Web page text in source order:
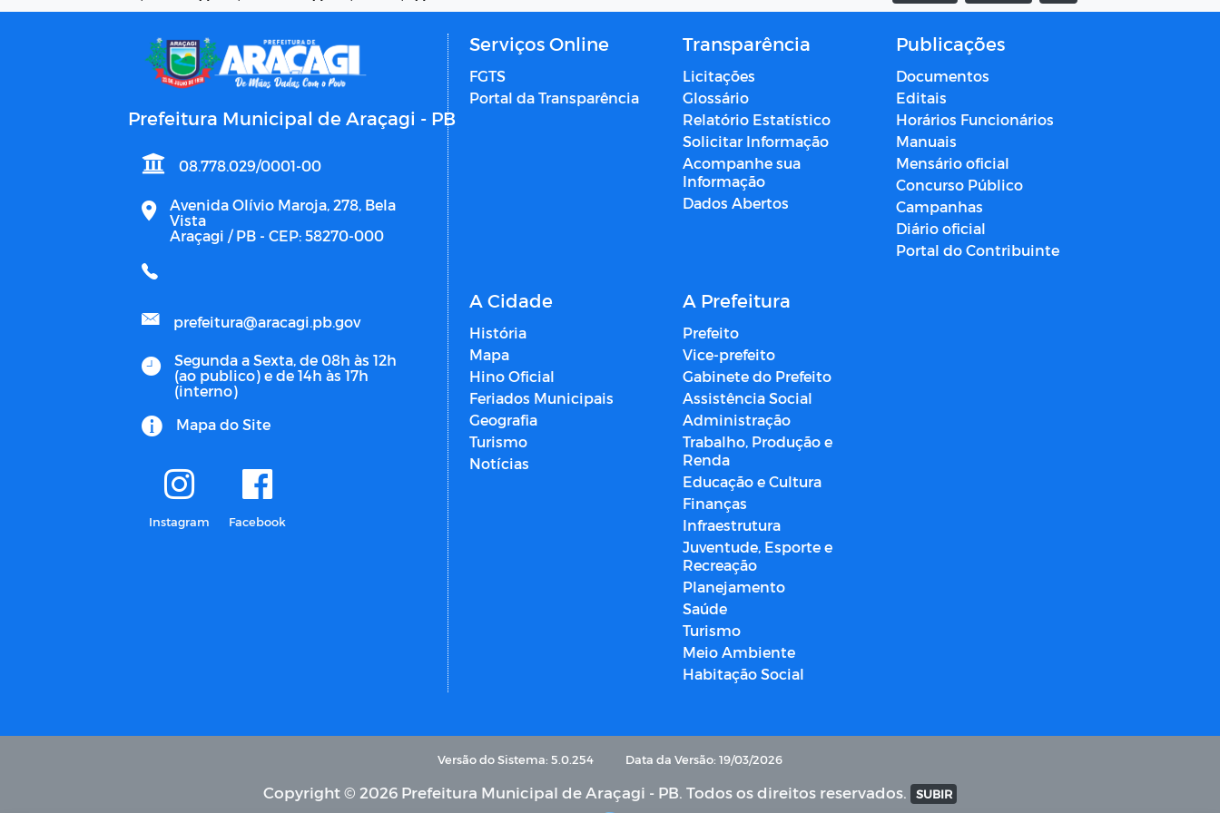
Prefeitura Municipal de Araçagi - PB
08.778.029/0001-00
Avenida Olívio Maroja, 278, Bela
Vista
Araçagi / PB - CEP: 58270-000
prefeitura@aracagi.pb.gov
Segunda a Sexta, de 08h às 12h
(ao publico) e de 14h às 17h
(interno)
Mapa do Site
Instagram Facebook
Serviços Online
FGTS
Portal da Transparência
Transparência
Licitações
Glossário
Relatório Estatístico
Solicitar Informação
Acompanhe sua
Informação
Dados Abertos
Publicações
Documentos
Editais
Horários Funcionários
Manuais
Mensário oficial
Concurso Público
Campanhas
Diário oficial
Portal do Contribuinte
A Cidade
História
Mapa
Hino Oficial
Feriados Municipais
Geografia
Turismo
Notícias
A Prefeitura
Prefeito
Vice-prefeito
Gabinete do Prefeito
Assistência Social
Administração
Trabalho, Produção e
Renda
Educação e Cultura
Finanças
Infraestrutura
Juventude, Esporte e
Recreação
Planejamento
Saúde
Turismo
Meio Ambiente
Habitação Social
Versão do Sistema: 5.0.254 Data da Versão: 19/03/2026
Copyright © 2026 Prefeitura Municipal de Araçagi - PB. Todos os direitos reservados. SUBIR